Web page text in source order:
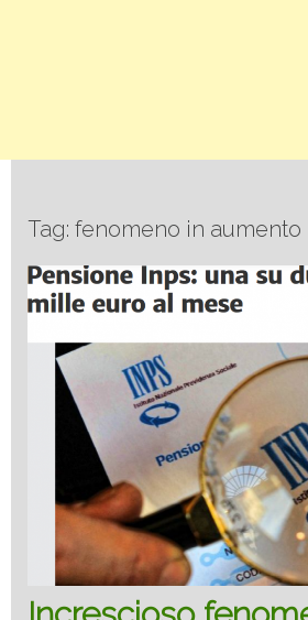
Tag: fenomeno in aumento